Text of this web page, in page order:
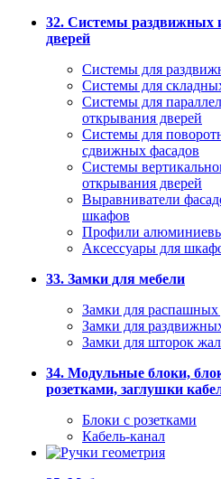
32. Системы раздвижных
дверей
Системы для
Системы для
Системы для
открывания дверей
Системы для
сдвижных фасадов
Системы
открывания дверей
Выравниватели
шкафов
Профили
Аксессуары для
33. Замки для мебели
Замки для распашных
Замки для
Замки для шторок
34. Модульные блоки,
розетками, заглушки
Блоки с розетками
Кабель-канал